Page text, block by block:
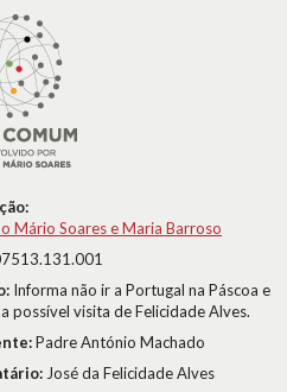
Mário Soares e Maria Barroso
Informa não ir a Portugal na Páscoa e
possível visita de Felicidade Alves.
Padre António Machado
José da Felicidade Alves